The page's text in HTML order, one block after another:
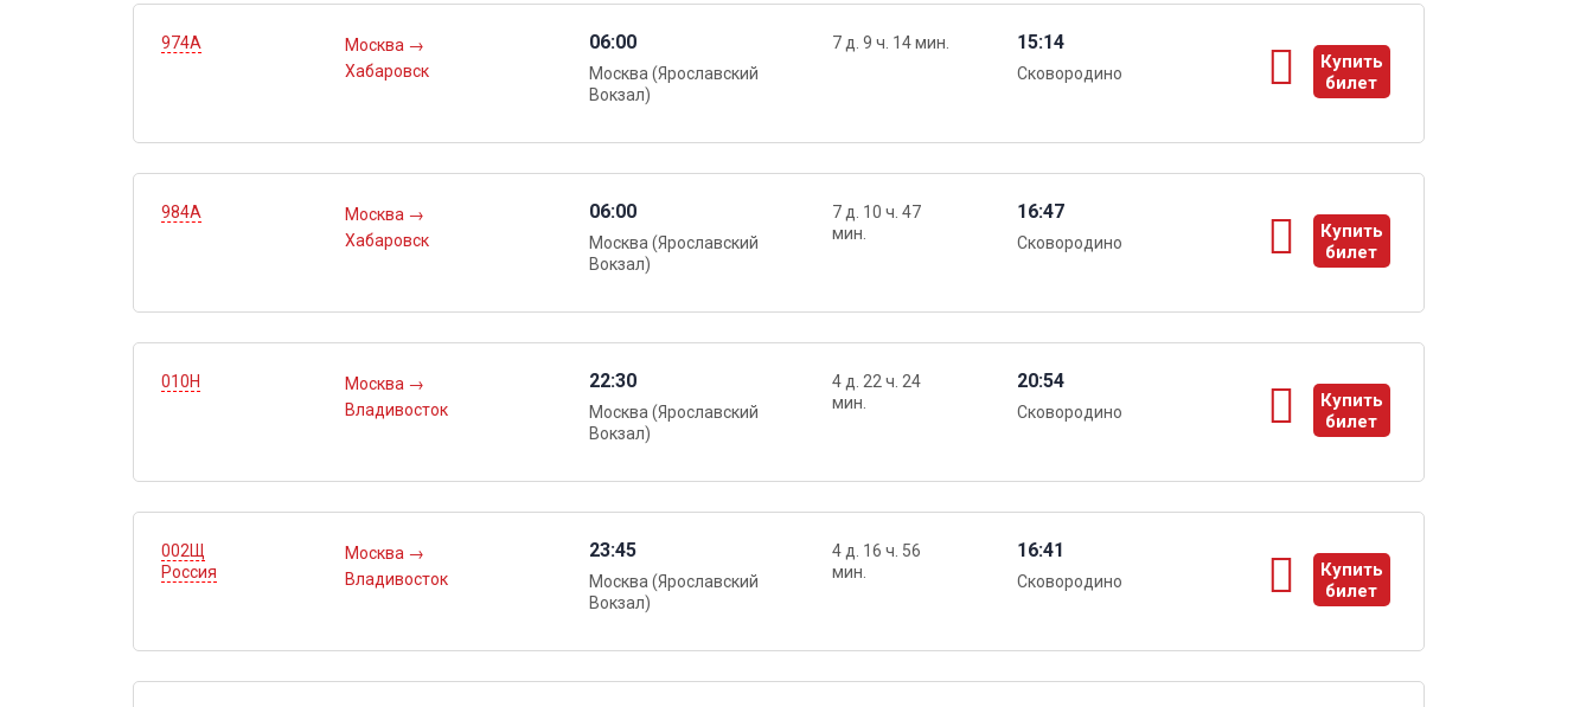
974А Москва →
Хабаровск
06:00
Москва (Ярославский
Вокзал)
7 д. 9 ч. 14 мин. 15:14
Сковородино
Купить
билет
ы
984А Москва →
Хабаровск
06:00
Москва (Ярославский
Вокзал)
7 д. 10 ч. 47
мин.
16:47
Сковородино
Купить
билет
ы
010Н Москва →
Владивосток
22:30
Москва (Ярославский
Вокзал)
4 д. 22 ч. 24
мин.
20:54
Сковородино
Купить
билет
ы
002Щ
Россия
Москва →
Владивосток
23:45
Москва (Ярославский
Вокзал)
4 д. 16 ч. 56
мин.
16:41
Сковородино
Купить
билет
ы